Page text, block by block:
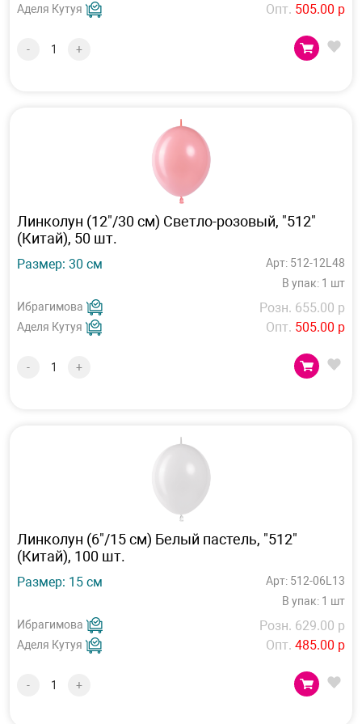
Аделя Кутуя Опт. 505.00 р
- +
Линколун (12"/30 см) Светло-розовый, "512"
(Китай), 50 шт.
Размер: 30 см
Арт: 512-12L48
В упак: 1 шт
Ибрагимова
Аделя Кутуя
Розн. 655.00 р
Опт. 505.00 р
- +
Линколун (6"/15 см) Белый пастель, "512"
(Китай), 100 шт.
Размер: 15 см
Арт: 512-06L13
В упак: 1 шт
Ибрагимова
Аделя Кутуя
Розн. 629.00 р
Опт. 485.00 р
- +